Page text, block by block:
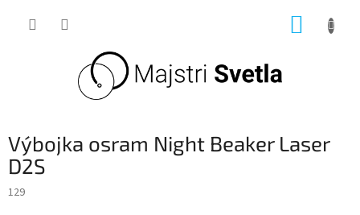
Výbojka osram Night Beaker Laser
D2S
129